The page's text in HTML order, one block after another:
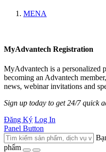
MENA
MyAdvantech Registration
MyAdvantech is a personalized
becoming an Advantech
news, webinar invitations and
Sign up today to get 24/7 quick
Đăng Ký Log In
Panel Button
phẩm